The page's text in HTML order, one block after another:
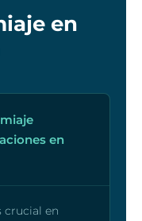
en
en
crucial en